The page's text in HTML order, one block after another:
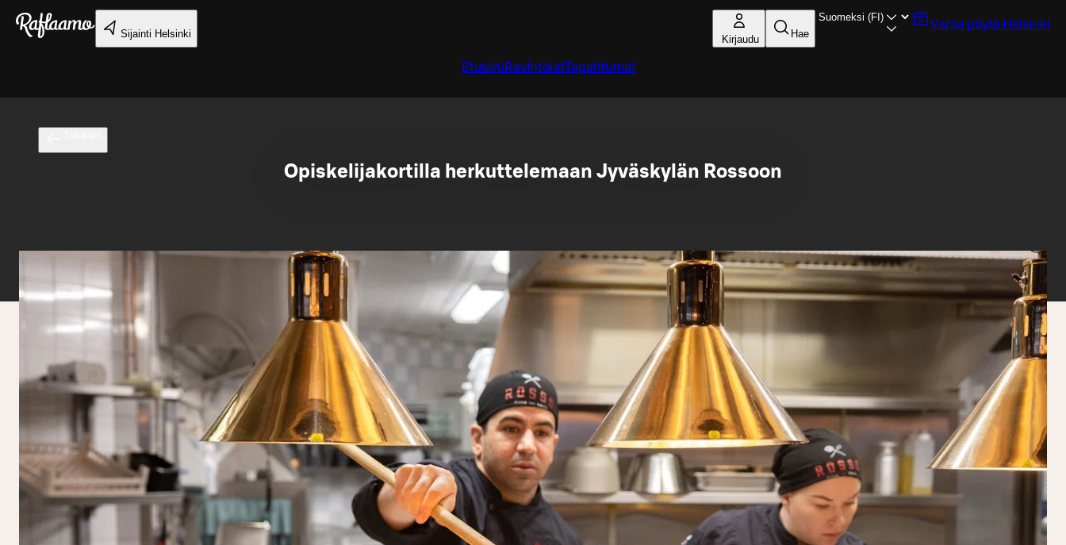
Siirry pääsisältöön
Sijainti Helsinki Kirjaudu Hae
Varaa pöytä Helsinki
Etusivu RavintolatTapahtumat
Opiskelijakortilla herkuttelemaan Jyväskylän Rossoon